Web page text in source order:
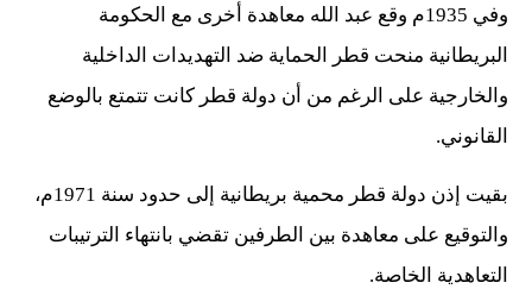
وفي 1935م وقع عبد الله معاهدة أخرى مع الحكومة
البريطانية منحت قطر الحماية ضد التهديدات الداخلية
والخارجية على الرغم من أن دولة قطر كانت تتمتع بالوضع
القانوني.
بقيت إذن دولة قطر محمية بريطانية إلى حدود سنة 1971م،
والتوقيع على معاهدة بين الطرفين تقضي بانتهاء الترتيبات
التعاهدية الخاصة.